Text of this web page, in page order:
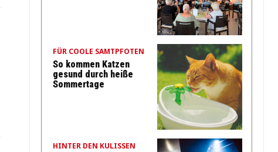
FÜR COOLE SAMTPFOTEN
So kommen Katzen
gesund durch heiße
Sommertage
HINTER DEN KULISSEN